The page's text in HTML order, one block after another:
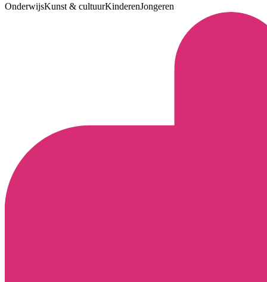
OnderwijsKunst & cultuurKinderenJongeren